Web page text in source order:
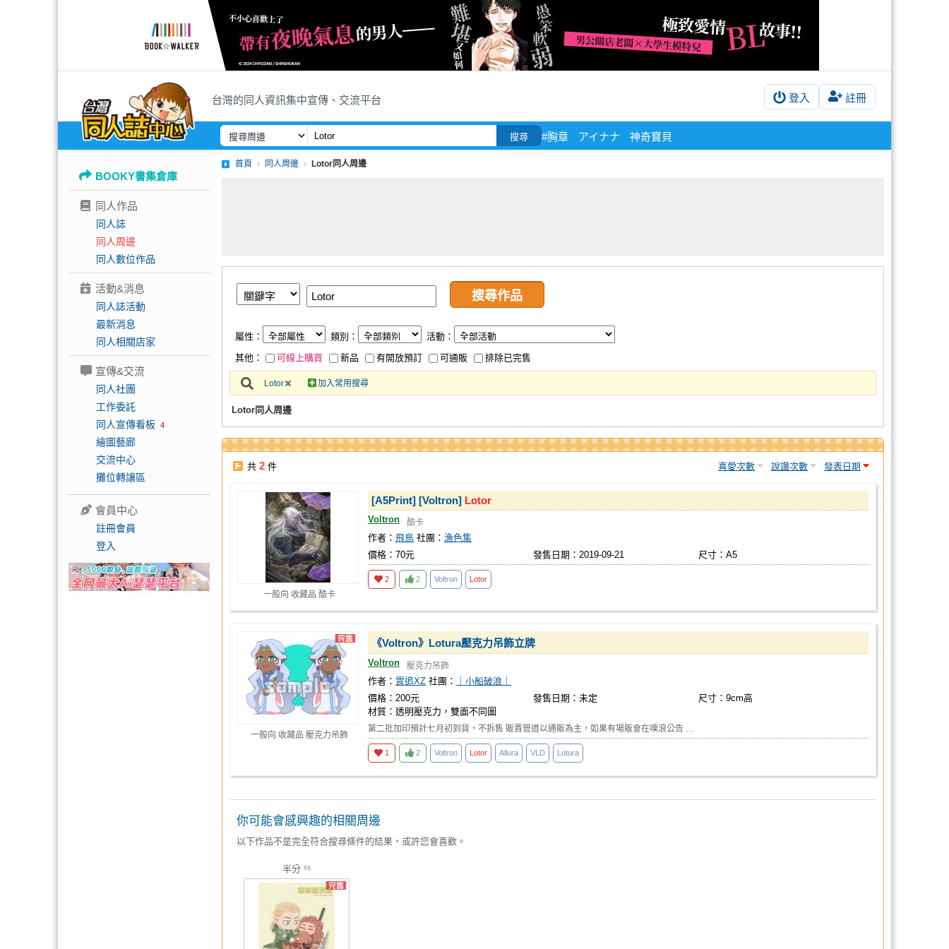
台灣的同人資訊集中宣傳、交流平台 登入 註冊
搜尋 #胸章 アイナナ 神奇寶貝
BOOKY書集倉庫
同人作品
同人誌
同人周邊
同人數位作品
活動&消息
同人誌活動
最新消息
同人相關店家
宣傳&交流
同人社團
工作委託
同人宣傳看板 4
繪圖藝廊
交流中心
攤位轉讓區
會員中心
註冊會員
登入
首頁 同人周邊 Lotor同人周邊
屬性： 類別：
活動：
其他：
可線上購買 新品 有開放預訂 可通販 排除已完售
Lotor 加入常用搜尋
Lotor同人周邊
共 2 件 喜愛次數 說讚次數 發表日期
一般向 收藏品 酷卡
[A5Print] [Voltron] Lotor
Voltron 酷卡
作者： 飛鳥 社團： 漁色集
價格：70元
發售日期：2019-09-21 尺寸：A5
2 2 Voltron Lotor
一般向 收藏品 壓克力吊飾
《Voltron》Lotura壓克力吊飾立牌
Voltron 壓克力吊飾
作者： 霄追XZ 社團：
｜小船破浪｜
價格：200元
發售日期：未定
尺寸：9cm高
材質：透明壓克力，雙面不同圖
第二批加印預計七月初到貨，不拆售 販賣管道以通販為主，如果有場販會在噗浪公告 …
1 2 Voltron Lotor Allura VLD Lotura
你可能會感興趣的相關周邊
以下作品不是完全符合搜尋條件的結果，或許您會喜歡。
半分 ⁵⁵